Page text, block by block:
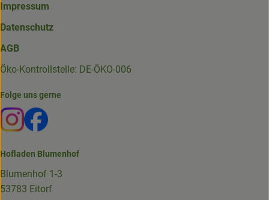
Impressum
Datenschutz
AGB
Öko-Kontrollstelle: DE-ÖKO-006
Folge uns gerne
Externer Link zu https://www.instagram.com/die.hofkiste/
Externer Link zu https://www.facebook.com/p/Die-
Hofladen Blumenhof
Blumenhof 1-3
53783 Eitorf